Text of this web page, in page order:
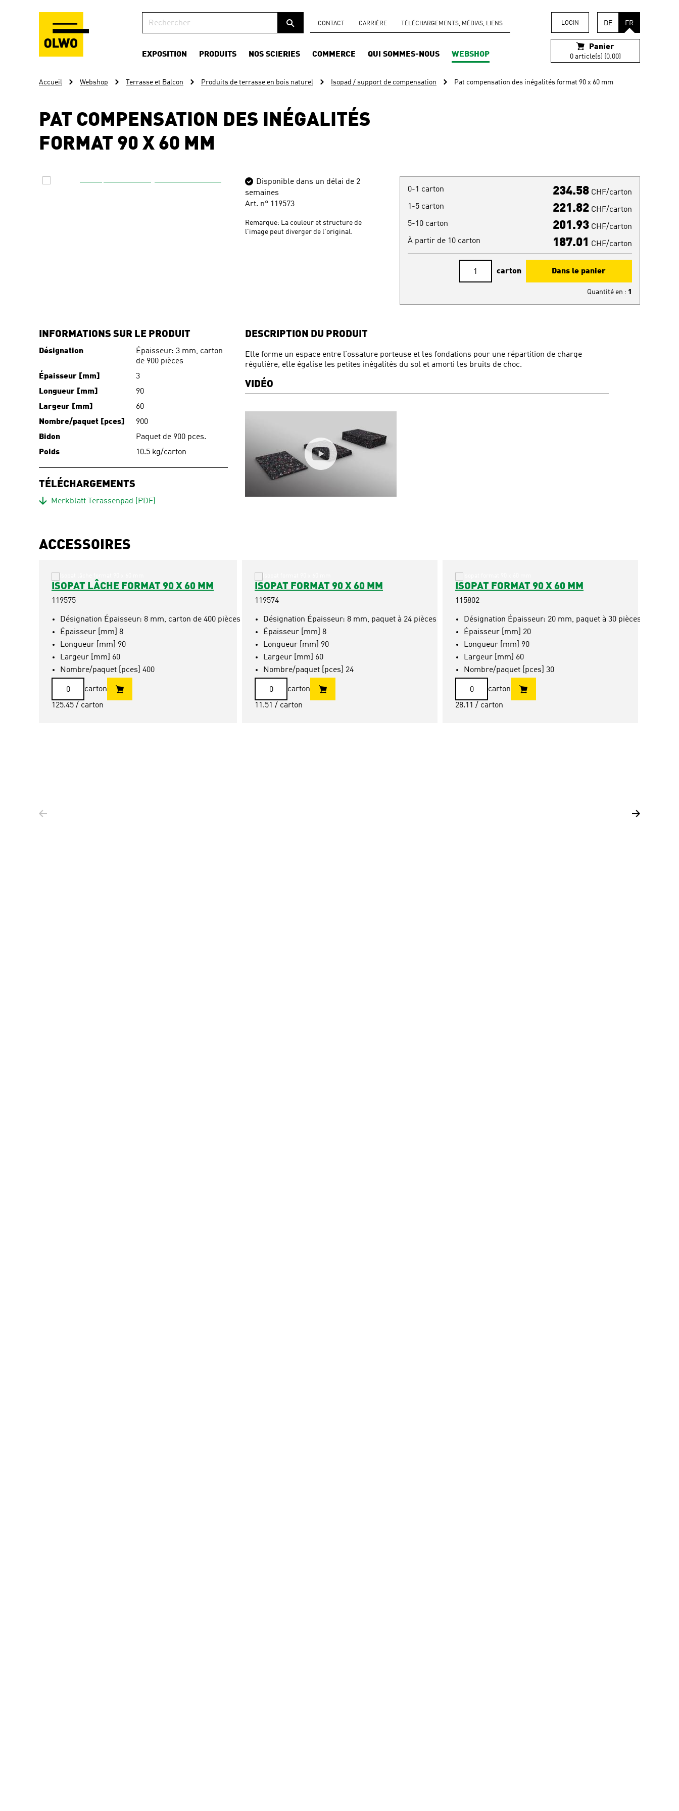
CONTACT CARRIÈRE TÉLÉCHARGEMENTS, MÉDIAS, LIENS DE FR
LOGIN
Panier
0 article(s) (0.00)
EXPOSITION PRODUITS NOS SCIERIES COMMERCE QUI SOMMES-NOUS WEBSHOP
Accueil Webshop Terrasse et Balcon Produits de terrasse en bois naturel Isopad / support de compensation Pat compensation des inégalités format 90 x 60 mm
PAT COMPENSATION DES INÉGALITÉS
FORMAT 90 X 60 MM
Disponible dans un délai de 2
semaines
Art. n° 119573
Remarque: La couleur et structure de
l'image peut diverger de l'original.
0-1 carton 234.58 CHF/carton
1-5 carton
221.82 CHF/carton
5-10 carton
201.93 CHF/carton
À partir de 10 carton
187.01 CHF/carton
carton Dans le panier
Quantité en : 1
INFORMATIONS SUR LE PRODUIT
Désignation
Épaisseur: 3 mm, carton
de 900 pièces
Épaisseur [mm]
3
Longueur [mm]
90
Largeur [mm]
60
Nombre/paquet [pces]
900
Bidon
Paquet de 900 pces.
Poids
10.5 kg/carton
TÉLÉCHARGEMENTS
Download
Merkblatt Terassenpad (PDF)
DESCRIPTION DU PRODUIT
Elle forme un espace entre l’ossature porteuse et les fondations pour une répartition de charge
régulière, elle égalise les petites inégalités du sol et amorti les bruits de choc.
VIDÉO
ACCESSOIRES
ISOPAT LÂCHE FORMAT 90 X 60 MM
119575
Désignation Épaisseur: 8 mm, carton de 400 pièces
Épaisseur [mm] 8
Longueur [mm] 90
Largeur [mm] 60
Nombre/paquet [pces] 400
carton
125.45 / carton
ISOPAT FORMAT 90 X 60 MM
119574
Désignation Épaisseur: 8 mm, paquet à 24 pièces
Épaisseur [mm] 8
Longueur [mm] 90
Largeur [mm] 60
Nombre/paquet [pces] 24
carton
11.51 / carton
ISOPAT FORMAT 90 X 60 MM
115802
Désignation Épaisseur: 20 mm, paquet à 30 pièces
Épaisseur [mm] 20
Longueur [mm] 90
Largeur [mm] 60
Nombre/paquet [pces] 30
carton
28.11 / carton